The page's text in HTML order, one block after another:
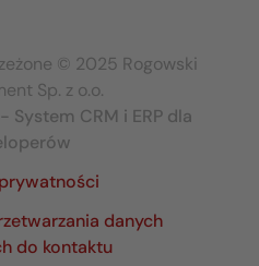
© 2025 Rogowski
Sp. z o.o.
System CRM i ERP dla
danych
do kontaktu